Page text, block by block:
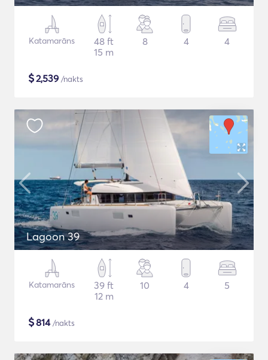
Katamarāns
48 ft
15 m
8 4 4
$2,539 /nakts
Lagoon 39
Katamarāns
39 ft
12 m
10 4 5
$814/nakts